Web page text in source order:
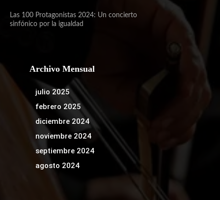
Las 100 Protagonistas 2024: Un concierto
sinfónico por la igualdad
Archivo Mensual
julio 2025
febrero 2025
diciembre 2024
noviembre 2024
septiembre 2024
agosto 2024